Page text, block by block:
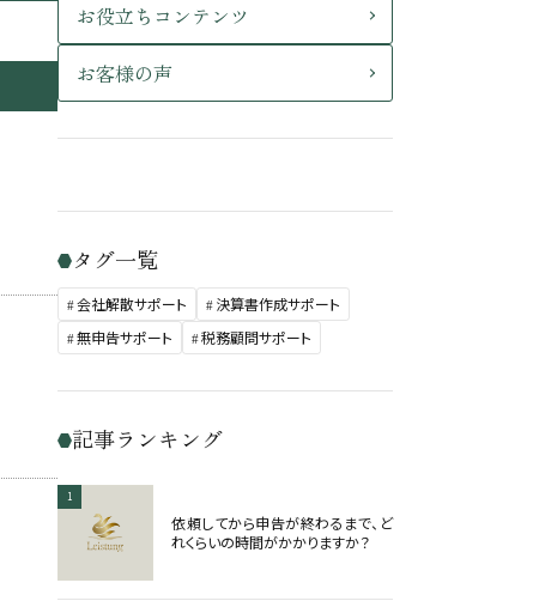
お役立ちコンテンツ
お客様の声
タグ一覧
会社解散サポート
決算書作成サポート
無申告サポート
税務顧問サポート
記事ランキング
1
依頼してから申告が終わるまで、ど
れくらいの時間がかかりますか？